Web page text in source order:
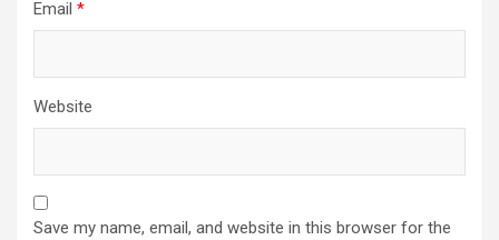
Email *
Website
Save my name, email, and website in this browser for the